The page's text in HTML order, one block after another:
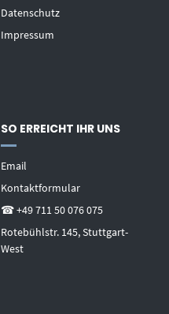
Datenschutz
Impressum
SO ERREICHT IHR UNS
Email
Kontaktformular
☎ +49 711 50 076 075
Rotebühlstr. 145, Stuttgart-
West